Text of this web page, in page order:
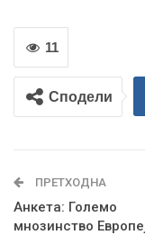
11
Сподели
ПРЕТХОДНА
Анкета: Големо
мнозинство